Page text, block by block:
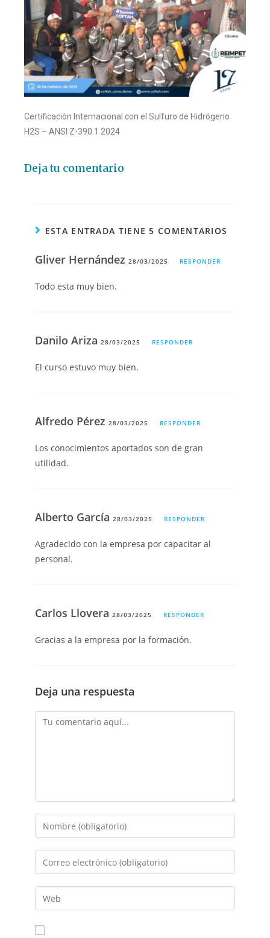
Certificación Internacional con el Sulfuro de Hidrógeno
H2S – ANSI Z-390.1 2024
Deja tu comentario
ESTA ENTRADA TIENE 5 COMENTARIOS
Gliver Hernández28/03/2025 RESPONDER
Todo esta muy bien.
Danilo Ariza28/03/2025 RESPONDER
El curso estuvo muy bien.
Alfredo Pérez28/03/2025 RESPONDER
Los conocimientos aportados son de gran
utilidad.
Alberto García28/03/2025 RESPONDER
Agradecido con la empresa por capacitar al
personal.
Carlos Llovera28/03/2025 RESPONDER
Gracias a la empresa por la formación.
Deja una respuesta